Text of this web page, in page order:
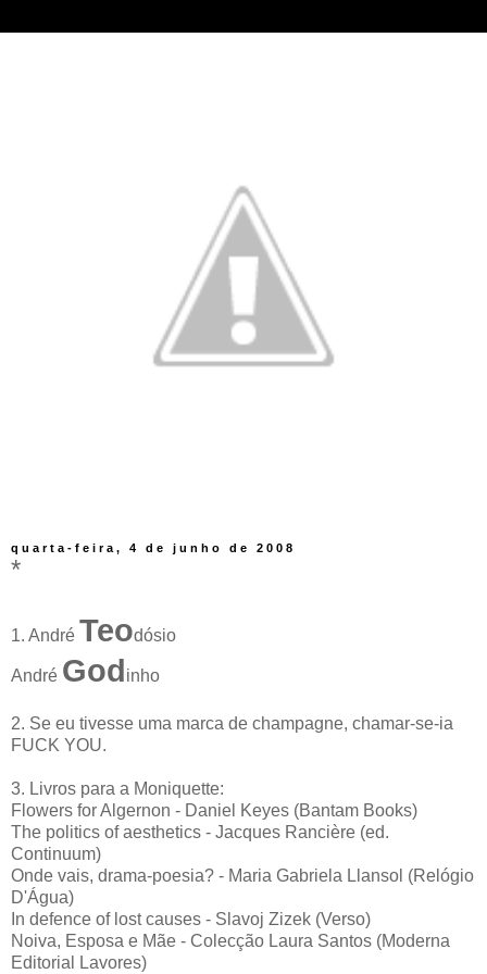
quarta-feira, 4 de junho de 2008
*
1. André Teodósio
André Godinho
2. Se eu tivesse uma marca de champagne, chamar-se-ia
FUCK YOU.
3. Livros para a Moniquette:
Flowers for Algernon - Daniel Keyes (Bantam Books)
The politics of aesthetics - Jacques Rancière (ed.
Continuum)
Onde vais, drama-poesia? - Maria Gabriela Llansol (Relógio
D'Água)
In defence of lost causes - Slavoj Zizek (Verso)
Noiva, Esposa e Mãe - Colecção Laura Santos (Moderna
Editorial Lavores)